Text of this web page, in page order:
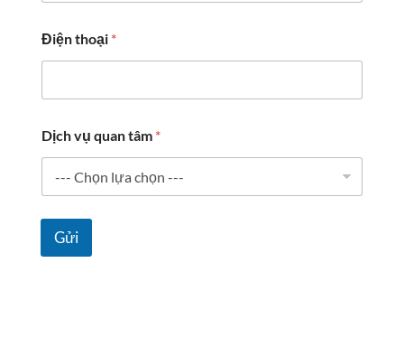
q
u
a
Điện thoại *
Dịch vụ quan tâm *
Gửi